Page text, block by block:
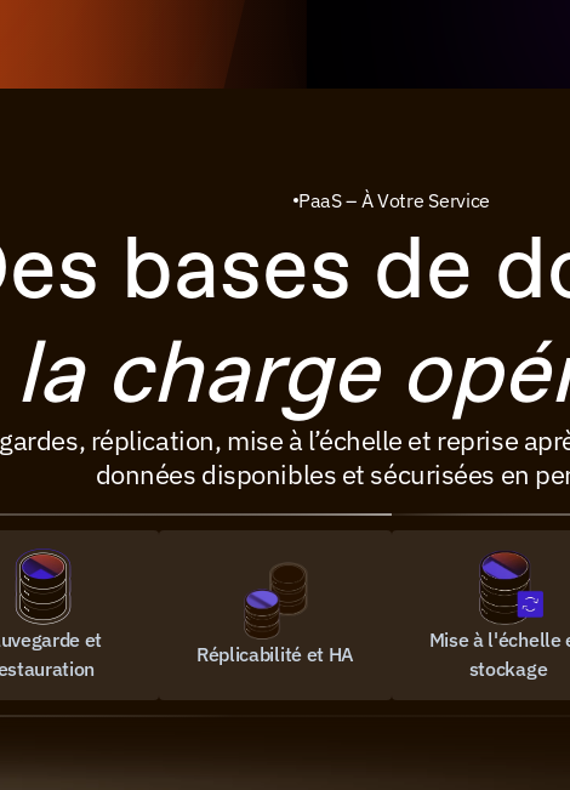
PaaS – À Votre Service
bases de
la charge
réplication, mise à l’échelle et reprise
données disponibles et sécurisées en
et
Réplicabilité et HA
Mise à l'échelle
stockage